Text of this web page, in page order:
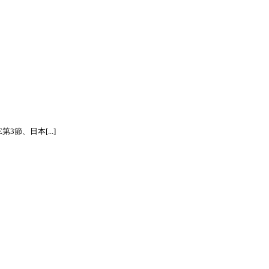
3節、日本[...]